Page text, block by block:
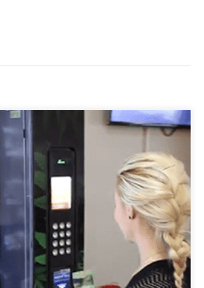
na Jamajce powstały
na tym miliony dolarów.
z marihuaną w takich
czemu turyści będą
do kraju.
Jamajce pozwala na legalne